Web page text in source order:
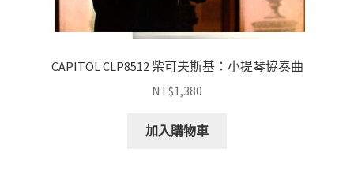
CAPITOL CLP8512 柴可夫斯基：小提琴協奏曲
NT$1,380
加入購物車